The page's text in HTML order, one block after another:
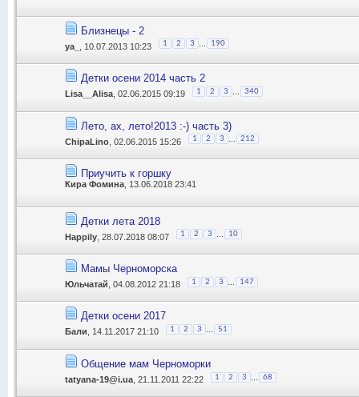
Близнецы - 2
ya_ , 10.07.2013 10:23 1 2 3 190
Детки осени 2014 часть 2
Lisa__Alisa , 02.06.2015 09:19 1 2 3 340
Лето, ах, лето!2013 :-) часть 3)
ChipaLino , 02.06.2015 15:26 1 2 3 212
Приучить к горшку
Кира Фомина , 13.06.2018 23:41
Детки лета 2018
Happily , 28.07.2018 08:07 1 2 3 10
Мамы Черноморска
Юльчатай , 04.08.2012 21:18 1 2 3 147
Детки осени 2017
Бали , 14.11.2017 21:10 1 2 3 51
Общение мам Черноморки
tatyana-19@i.ua , 21.11.2011 22:22 1 2 3 68